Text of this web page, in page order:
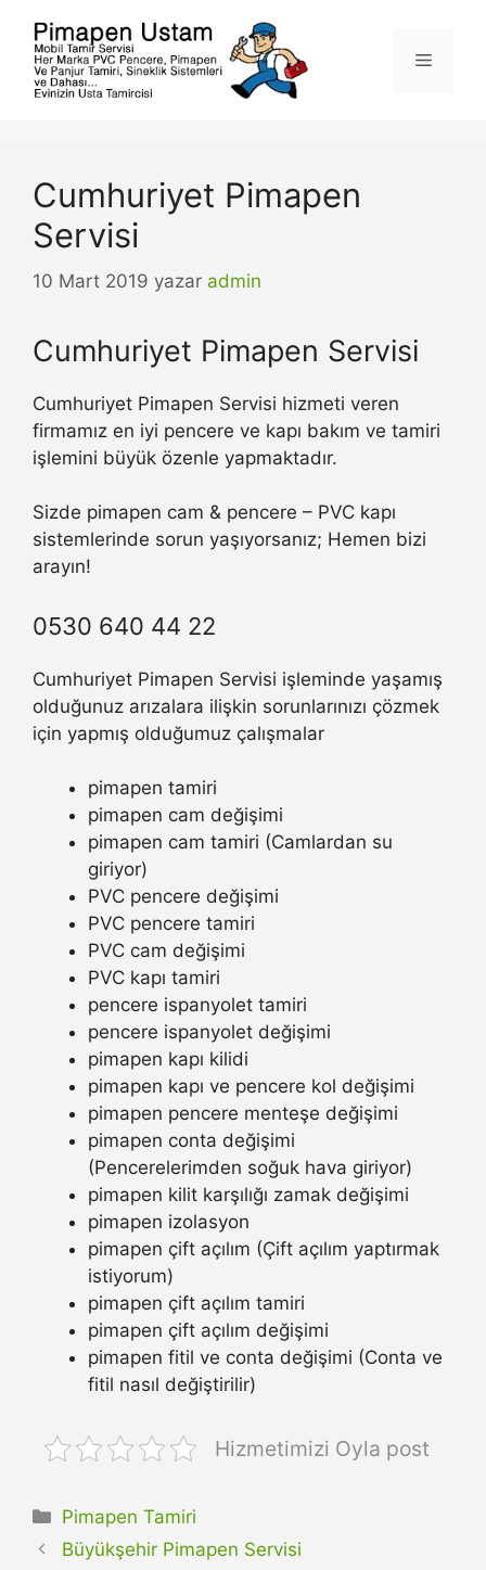
Menü
Cumhuriyet Pimapen
Servisi
10 Mart 2019 yazar admin
Cumhuriyet Pimapen Servisi
Cumhuriyet Pimapen Servisi hizmeti veren
firmamız en iyi pencere ve kapı bakım ve tamiri
işlemini büyük özenle yapmaktadır.
Sizde pimapen cam & pencere – PVC kapı
sistemlerinde sorun yaşıyorsanız; Hemen bizi
arayın!
0530 640 44 22
Cumhuriyet Pimapen Servisi işleminde yaşamış
olduğunuz arızalara ilişkin sorunlarınızı çözmek
için yapmış olduğumuz çalışmalar
pimapen tamiri
pimapen cam değişimi
pimapen cam tamiri (Camlardan su
giriyor)
PVC pencere değişimi
PVC pencere tamiri
PVC cam değişimi
PVC kapı tamiri
pencere ispanyolet tamiri
pencere ispanyolet değişimi
pimapen kapı kilidi
pimapen kapı ve pencere kol değişimi
pimapen pencere menteşe değişimi
pimapen conta değişimi
(Pencerelerimden soğuk hava giriyor)
pimapen kilit karşılığı zamak değişimi
pimapen izolasyon
pimapen çift açılım (Çift açılım yaptırmak
istiyorum)
pimapen çift açılım tamiri
pimapen çift açılım değişimi
pimapen fitil ve conta değişimi (Conta ve
fitil nasıl değiştirilir)
Hizmetimizi Oyla post
Kategoriler
Pimapen Tamiri
Büyükşehir Pimapen Servisi